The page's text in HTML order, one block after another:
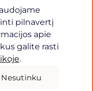
galiu jums padėti?
pilnavertį
apie
galite rasti
.
Nesutinku